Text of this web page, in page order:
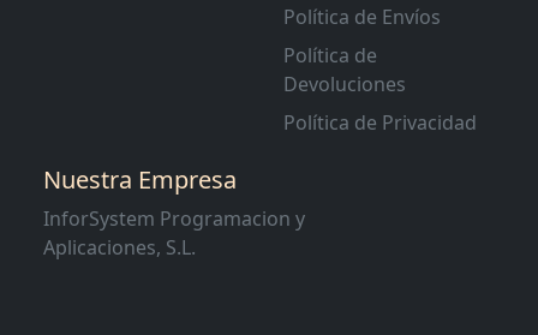
Política de Envíos
Política de
Devoluciones
Política de Privacidad
Nuestra Empresa
InforSystem Programacion y
Aplicaciones, S.L.